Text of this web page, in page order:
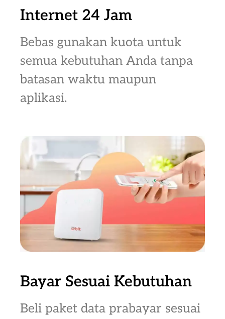
Internet 24 Jam
Bebas gunakan kuota untuk
semua kebutuhan Anda tanpa
batasan waktu maupun
aplikasi.
Bayar Sesuai Kebutuhan
Beli paket data prabayar sesuai